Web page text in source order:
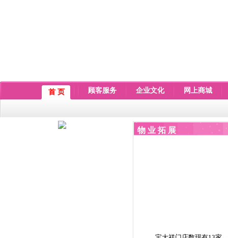
首 页 顾客服务 企业文化 网上商城
物 业 拓 展